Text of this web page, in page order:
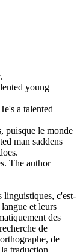
young
a talented
puisque le monde
man saddens
The author
linguistiques, c'est-
et leurs
des
de
de